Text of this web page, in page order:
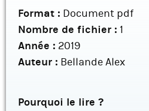
Format : Document pdf
Nombre de fichier : 1
Année : 2019
Auteur : Bellande Alex
Pourquoi le lire ?